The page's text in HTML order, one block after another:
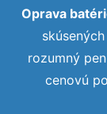
Oprava
rozumný
cenovú